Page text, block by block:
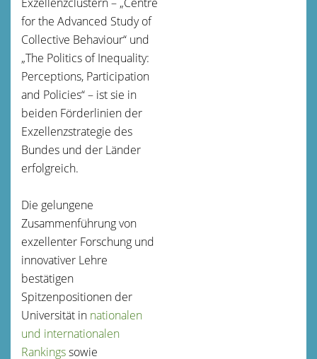
for the Advanced Study of
Collective Behaviour“ und
„The Politics of Inequality:
Perceptions, Participation
and Policies“ – ist sie in
beiden Förderlinien der
Exzellenzstrategie des
Bundes und der Länder
erfolgreich.
Die gelungene
Zusammenführung von
exzellenter Forschung und
innovativer Lehre
bestätigen
Spitzenpositionen der
Universität in nationalen
und internationalen
Rankingssowie